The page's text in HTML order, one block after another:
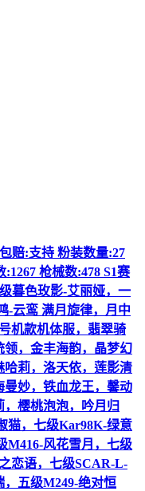
赔:支持 粉装数量:27
枪械数:478 S1赛
暮色玫影-艾丽娅，一
-云鸾 满月旋律，月中
机款机体服，翡翠骑
，金丰海韵，晶梦幻
哈莉，洛天依，莲影清
妙，铁血龙王，馨动
，樱桃泡泡，吟月归
猫，七级Kar98K-绿意
M416-风花雪月，七级
恋语，七级SCAR-L-
五级M249-绝对恒